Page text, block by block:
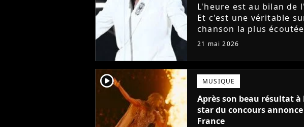
L'heure est au bilan de
Et c'est une véritable
chanson la plus
compétition en
21 mai 2026
player2 MUSIQUE
Après son beau résultat
star du concours
France